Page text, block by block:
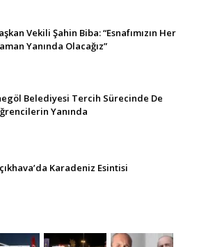
Vekili Şahin Biba: “Esnafımızın Her
Yanında Olacağız”
Belediyesi Tercih Sürecinde De
Yanında
Karadeniz Esintisi